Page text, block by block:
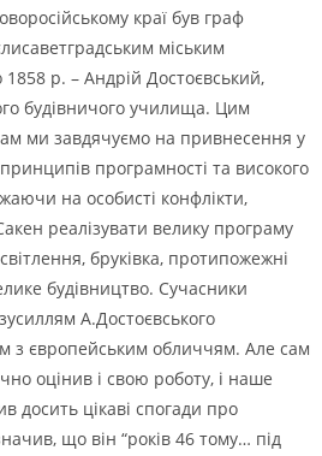
краї був граф
мiським
р. – Андрiй Достоєвський,
будiвничого училища. Цим
ми завдячуємо на привнесення у
програмностi та високого
на особистi конфлiкти,
реалiзувати велику програму
брукiвка, протипожежнi
будiвництво. Сучасники
А.Достоєвського
з європейським обличчям. Але сам
оцiнив i свою роботу, i наше
досить цiкавi спогади про
що вiн “рокiв 46 тому… пiд